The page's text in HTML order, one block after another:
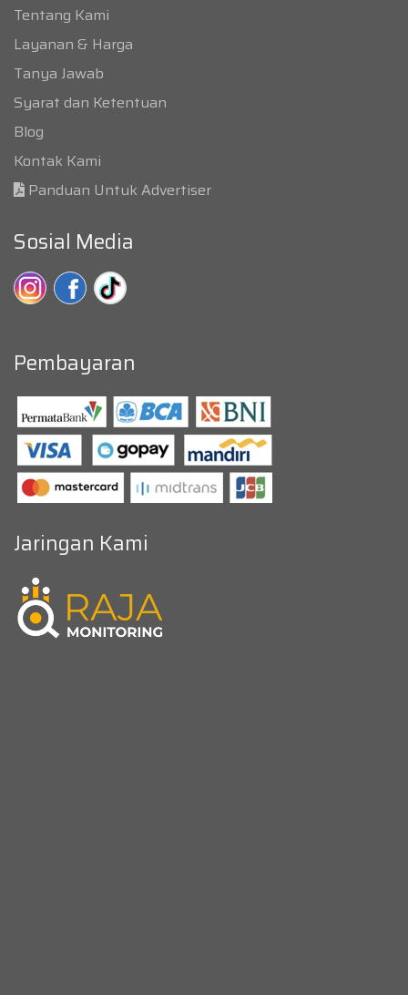
Tentang Kami
Layanan & Harga
Tanya Jawab
Syarat dan Ketentuan
Blog
Kontak Kami
Panduan Untuk Advertiser
Sosial Media
Pembayaran
Jaringan Kami